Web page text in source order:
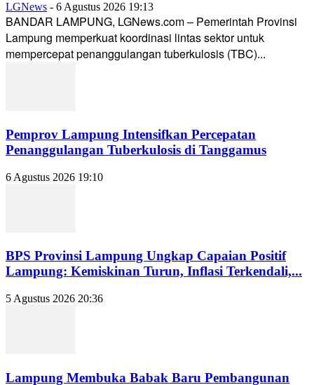
LGNews - 6 Agustus 2026 19:13
BANDAR LAMPUNG, LGNews.com – Pemerintah Provinsi
Lampung memperkuat koordinasi lintas sektor untuk
mempercepat penanggulangan tuberkulosis (TBC)...
Pemprov Lampung Intensifkan Percepatan
Penanggulangan Tuberkulosis di Tanggamus
6 Agustus 2026 19:10
BPS Provinsi Lampung Ungkap Capaian Positif
Lampung: Kemiskinan Turun, Inflasi Terkendali,...
5 Agustus 2026 20:36
Lampung Membuka Babak Baru Pembangunan